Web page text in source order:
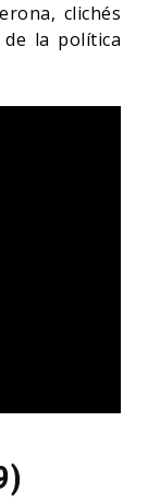
clichés
la política